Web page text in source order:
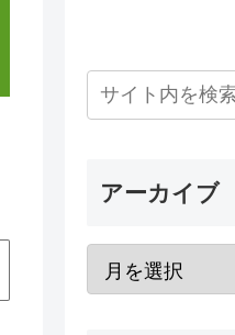
アーカイブ